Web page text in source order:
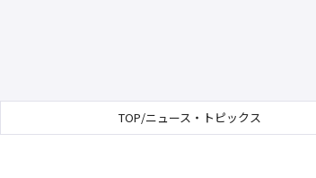
TOP/ニュース・トピックス